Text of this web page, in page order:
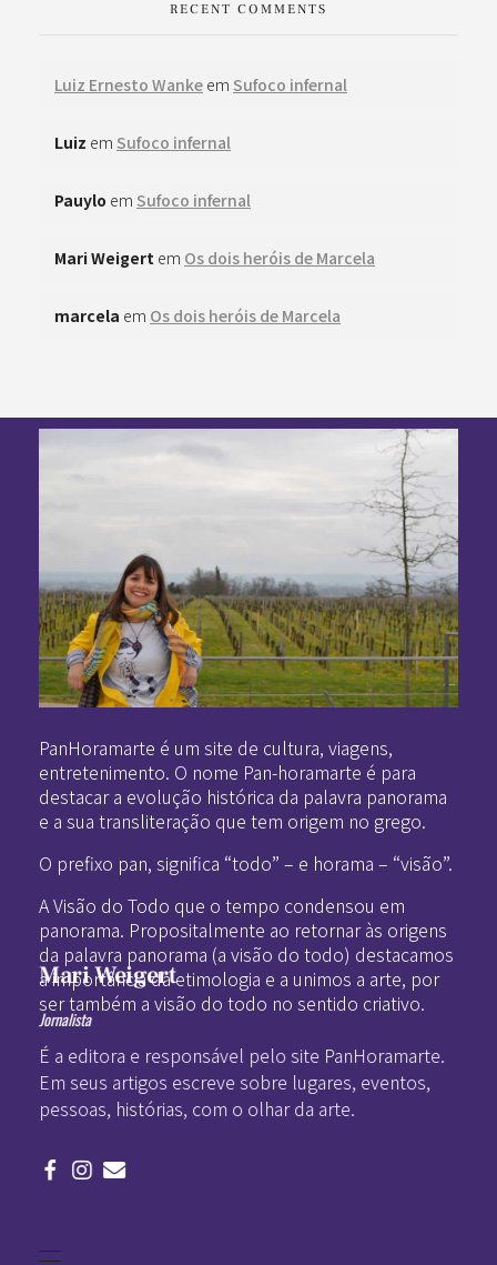
RECENT COMMENTS
Luiz Ernesto Wanke em Sufoco infernal
Luiz em Sufoco infernal
Pauylo em Sufoco infernal
Mari Weigert em Os dois heróis de Marcela
marcela em Os dois heróis de Marcela
PanHoramarte é um site de cultura, viagens,
entretenimento. O nome Pan-horamarte é para
destacar a evolução histórica da palavra panorama
e a sua transliteração que tem origem no grego.
O prefixo pan, significa “todo” – e horama – “visão”.
A Visão do Todo que o tempo condensou em
panorama. Propositalmente ao retornar às origens
da palavra panorama (a visão do todo) destacamos
a importância da etimologia e a unimos a arte, por
ser também a visão do todo no sentido criativo.
Mari Weigert
Jornalista
É a editora e responsável pelo site PanHoramarte.
Em seus artigos escreve sobre lugares, eventos,
pessoas, histórias, com o olhar da arte.